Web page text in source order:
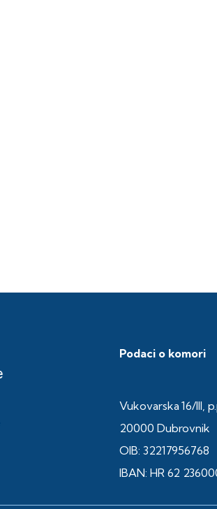
Podaci o komori
Vukovarska 16/III,
20000 Dubrovnik
OIB: 32217956768
IBAN: HR 62